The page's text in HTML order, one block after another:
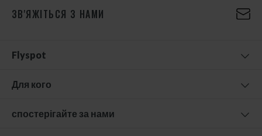
ЗВ'ЯЖІТЬСЯ З НАМИ
Flyspot
Для кого
спостерігайте за нами